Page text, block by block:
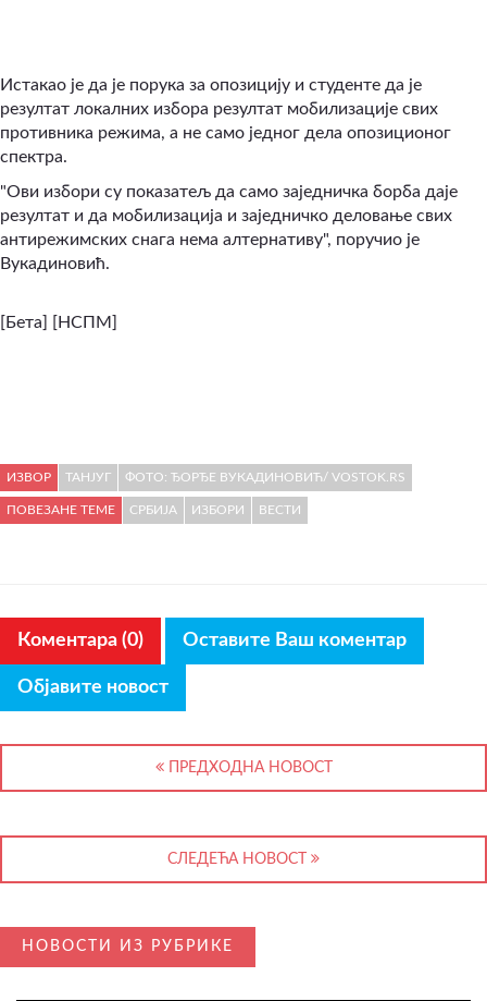
Истакао је да је порука за опозицију и студенте да је
резултат локалних избора резултат мобилизације свих
противника режима, а не само једног дела опозиционог
спектра.
"Ови избори су показатељ да само заједничка борба даје
резултат и да мобилизација и заједничко деловање свих
антирежимских снага нема алтернативу", поручио је
Вукадиновић.
[Бета] [НСПМ]
ИЗВОР ТАНЈУГ ФОТО: ЂОРЂЕ ВУКАДИНОВИЋ/ VOSTOK.RS
ПОВЕЗАНЕ ТЕМЕ СРБИЈА ИЗБОРИ ВЕСТИ
Коментара (0) Оставите Ваш коментар
Објавите новост
ПРЕДХОДНА НОВОСТ
СЛЕДЕЋА НОВОСТ
НОВОСТИ ИЗ РУБРИКЕ